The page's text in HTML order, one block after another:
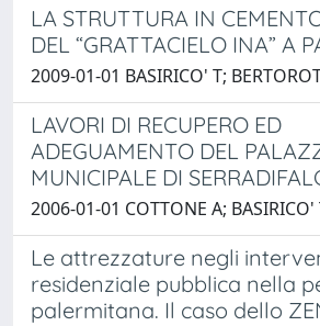
LA STRUTTURA IN
DEL “GRATTACIELO INA” A
2009-01-01 BASIRICO' T;
LAVORI DI RECUPERO ED
ADEGUAMENTO DEL
MUNICIPALE DI
2006-01-01 COTTONE A; BASIRICO'
Le attrezzature negli
residenziale pubblica nella
palermitana. Il caso dello